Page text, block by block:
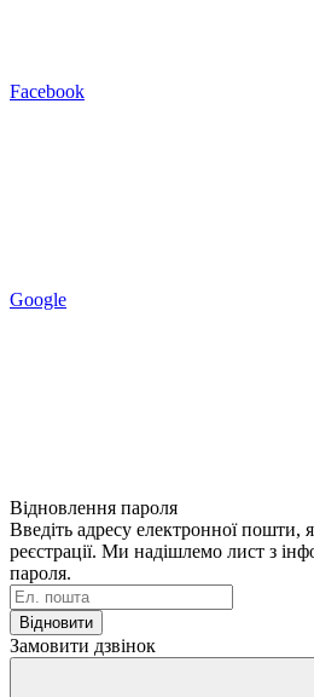
Facebook
Google
Відновлення пароля
Введіть адресу електронної пошти,
реєстрації. Ми надішлемо лист з
пароля.
Відновити
Замовити дзвінок